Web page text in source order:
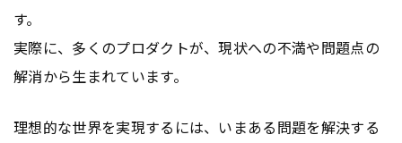
す。
実際に、多くのプロダクトが、現状への不満や問題点の
解消から生まれています。
理想的な世界を実現するには、いまある問題を解決する